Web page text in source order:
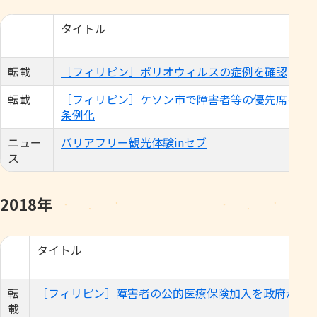
タイトル
転載
［フィリピン］ポリオウィルスの症例を確認
転載
［フィリピン］ケソン市で障害者等の優先席を
条例化
ニュー
ス
バリアフリー観光体験inセブ
2018年
タイトル
転
載
［フィリピン］障害者の公的医療保険加入を政府が支